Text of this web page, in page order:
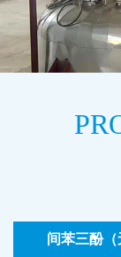
间苯三酚（